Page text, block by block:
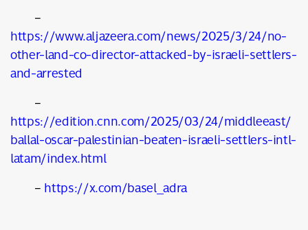
–
https://www.aljazeera.com/news/2025/3/24/no-
other-land-co-director-attacked-by-israeli-settlers-
and-arrested
–
https://edition.cnn.com/2025/03/24/middleeast/
ballal-oscar-palestinian-beaten-israeli-settlers-intl-
latam/index.html
–https://x.com/basel_adra